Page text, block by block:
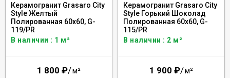
Керамогранит Grasaro City
Style Желтый
Полированная 60x60, G-
119/PR
В наличии : 1 м²
1 800 ₽/м²
Керамогранит Grasaro City
Style Горький Шоколад
Полированная 60x60, G-
115/PR
В наличии : 2 м²
1 900 ₽/м²